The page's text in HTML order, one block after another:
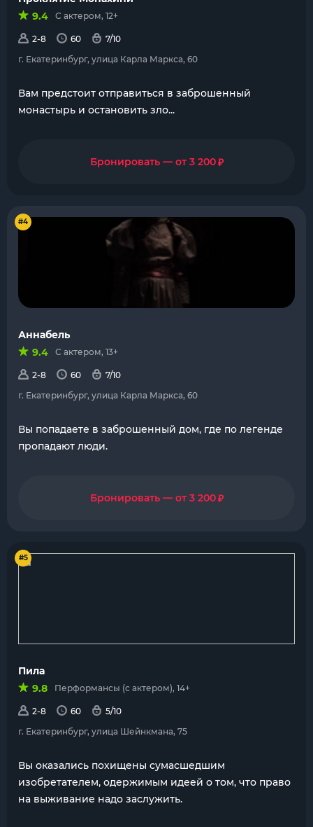
9.4
С актером, 12+
2-8 60
7/10
г. Екатеринбург, улица Карла Маркса, 60
Вам предстоит отправиться в заброшенный
монастырь и остановить зло...
Бронировать — от 3 200₽
#4
Аннабель
9.4
С актером, 13+
2-8 60
7/10
г. Екатеринбург, улица Карла Маркса, 60
Вы попадаете в заброшенный дом, где по легенде
пропадают люди.
Бронировать — от 3 200₽
#5
Пила
9.8
Перформансы (с актером), 14+
2-8 60
5/10
г. Екатеринбург, улица Шейнкмана, 75
Вы оказались похищены сумасшедшим
изобретателем, одержимым идеей о том, что право
на выживание надо заслужить.